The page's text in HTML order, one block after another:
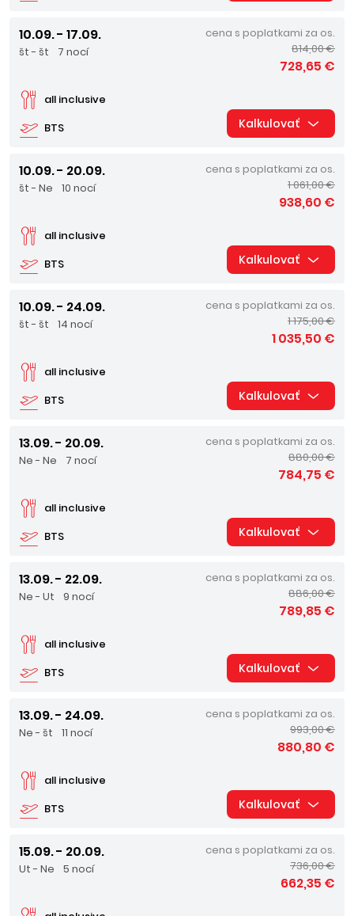
10.09. - 17.09.
št - št 7 nocí
BTS
all inclusive
cena s poplatkami za os.
814,00 €
728,65 €
Kalkulovať
10.09. - 20.09.
št - Ne 10 nocí
BTS
all inclusive
cena s poplatkami za os.
1 061,00 €
938,60 €
Kalkulovať
10.09. - 24.09.
št - št 14 nocí
BTS
all inclusive
cena s poplatkami za os.
1 175,00 €
1 035,50 €
Kalkulovať
13.09. - 20.09.
Ne - Ne 7 nocí
BTS
all inclusive
cena s poplatkami za os.
880,00 €
784,75 €
Kalkulovať
13.09. - 22.09.
Ne - Ut 9 nocí
BTS
all inclusive
cena s poplatkami za os.
886,00 €
789,85 €
Kalkulovať
13.09. - 24.09.
Ne - št 11 nocí
BTS
all inclusive
cena s poplatkami za os.
993,00 €
880,80 €
Kalkulovať
15.09. - 20.09.
Ut - Ne 5 nocí
cena s poplatkami za os.
736,00 €
662,35 €